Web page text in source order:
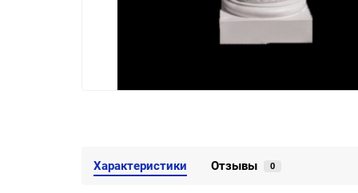
Характеристики Отзывы 0